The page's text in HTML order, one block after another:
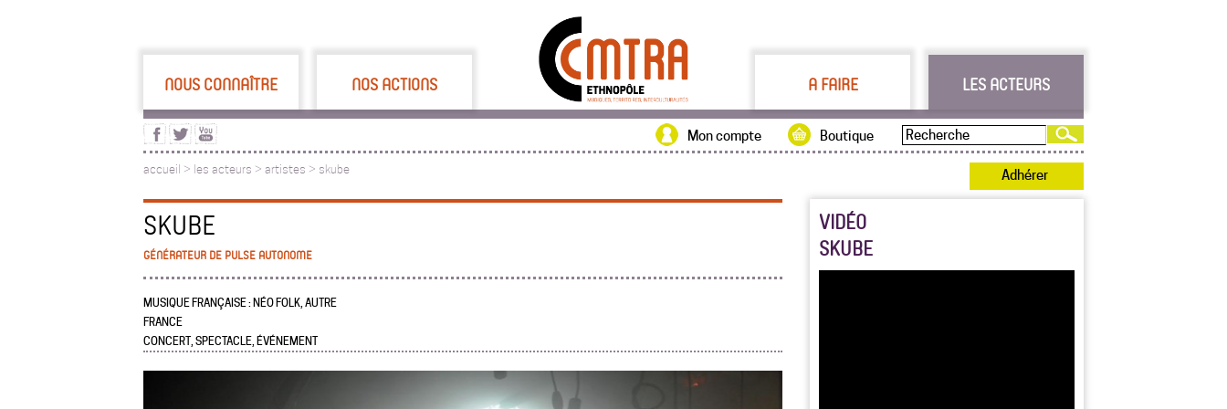
NOUS CONNAÎTRE NOS ACTIONS A FAIRE LES ACTEURS
Boutique
Mon compte
accueil > les acteurs > artistes > skube Adhérer
SKUBE
GÉNÉRATEUR DE PULSE AUTONOME
MUSIQUE FRANÇAISE : NÉO FOLK, AUTRE
FRANCE
CONCERT, SPECTACLE, ÉVÉNEMENT
VIDÉO
SKUBE